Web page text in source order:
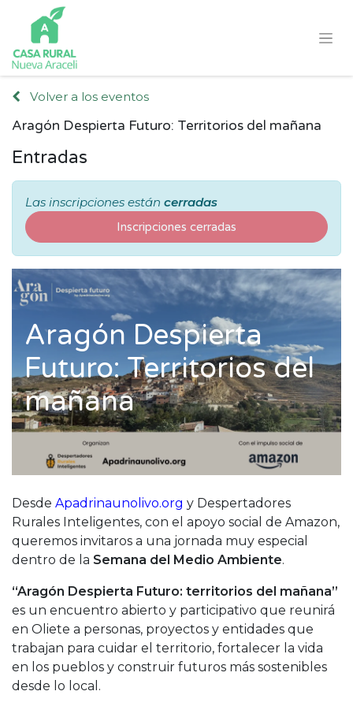
Volver a los eventos
Aragón Despierta Futuro: Territorios del mañana
Entradas
Las inscripciones están cerradas
Inscripciones cerradas
Aragón Despierta
Futuro: Territorios del
mañana
Desde Apadrinaunolivo.org y Despertadores
Rurales Inteligentes, con el apoyo social de Amazon,
queremos invitaros a una jornada muy especial
dentro de la Semana del Medio Ambiente.
“Aragón Despierta Futuro: territorios del mañana”
es un encuentro abierto y participativo que reunirá
en Oliete a personas, proyectos y entidades que
trabajan para cuidar el territorio, fortalecer la vida
en los pueblos y construir futuros más sostenibles
desde lo local.